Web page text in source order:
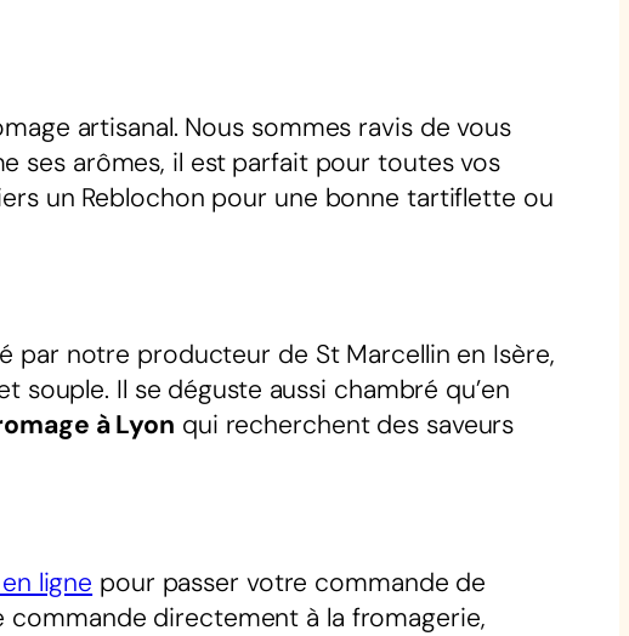
artisanal. Nous sommes ravis de vous
ses arômes, il est parfait pour toutes vos
un Reblochon pour une bonne tartiflette ou
par notre producteur de St Marcellin en Isère,
Il se déguste aussi chambré qu’en
à Lyon qui recherchent des saveurs
ligne pour passer votre commande de
directement à la fromagerie,